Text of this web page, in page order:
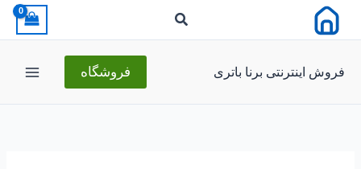
فروش اینترنتی برنا باتری فروشگاه